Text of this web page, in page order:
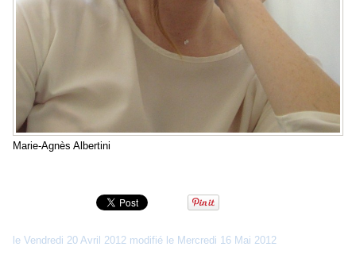
Marie-Agnès Albertini
le Vendredi 20 Avril 2012 modifié le Mercredi 16 Mai 2012